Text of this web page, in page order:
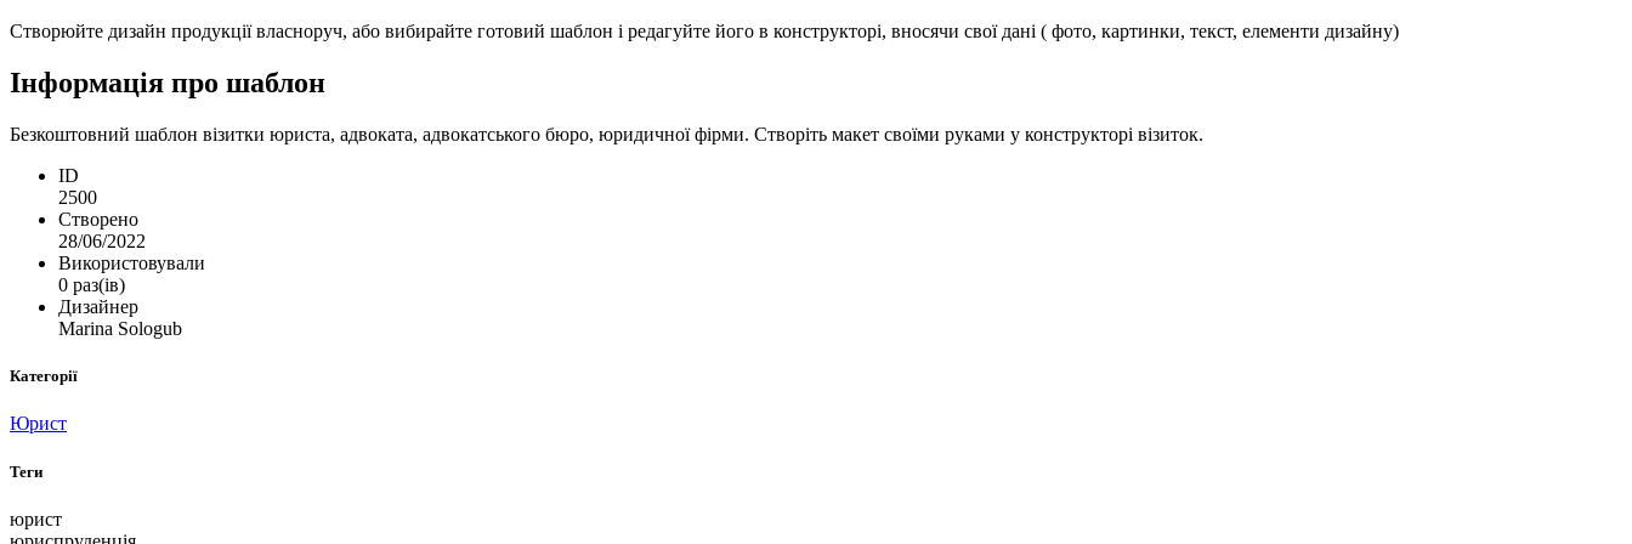
Створюйте дизайн продукції власноруч, або вибирайте готовий шаблон і редагуйте його в конструкторі, вносячи свої дані ( фото, картинки, текст, елементи дизайну)
Інформація про шаблон
Безкоштовний шаблон візитки юриста, адвоката, адвокатського бюро, юридичної фірми. Створіть макет своїми руками у конструкторі візиток.
ID
2500
Створено
28/06/2022
Використовували
0 раз(ів)
Дизайнер
Marina Sologub
Категорії
Юрист
Теги
юрист